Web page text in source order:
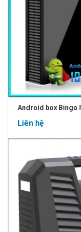
Android box Bingo
Liên hệ